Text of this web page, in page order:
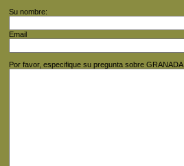
Su nombre:
Email
Por favor, especifique su pregunta sobre